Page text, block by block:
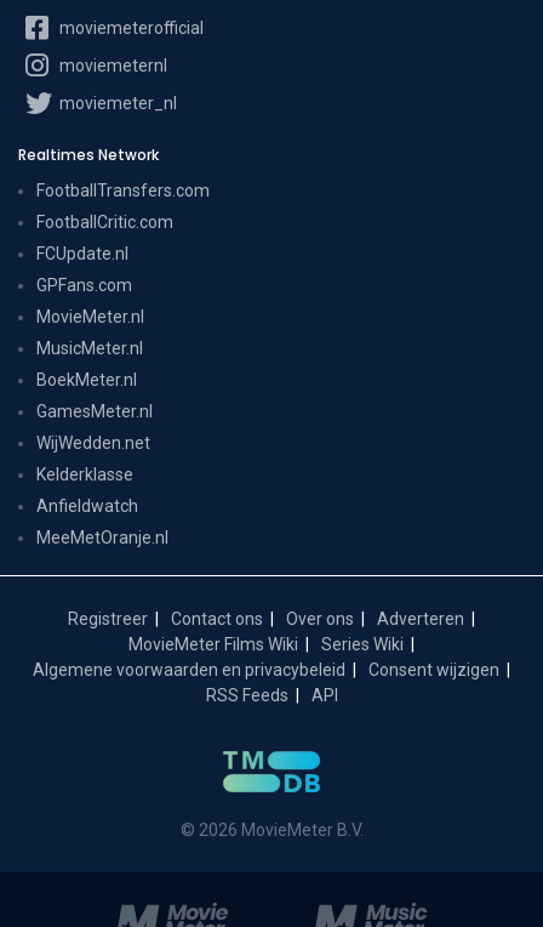
moviemeterofficial
moviemeternl
moviemeter_nl
Realtimes Network
FootballTransfers.com
FootballCritic.com
FCUpdate.nl
GPFans.com
MovieMeter.nl
MusicMeter.nl
BoekMeter.nl
GamesMeter.nl
WijWedden.net
Kelderklasse
Anfieldwatch
MeeMetOranje.nl
Registreer Contact ons Over ons
Adverteren
MovieMeter Films Wiki
Series Wiki
Algemene voorwaarden en privacybeleid
Consent wijzigen
RSS Feeds
API
© 2026 MovieMeter B.V.